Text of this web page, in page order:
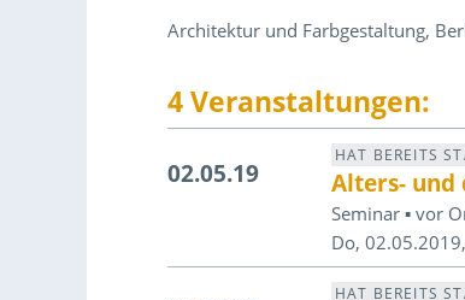
Architektur und Farbgestaltung,
4 Veranstaltungen:
02.05.19
HAT BEREITS
Alters- und
Seminar ▪ vor
Do,
HAT BEREITS